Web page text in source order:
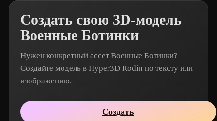
Создать свою 3D-модель
Военные Ботинки
Нужен конкретный ассет Военные Ботинки?
Создайте модель в Hyper3D Rodin по тексту или
изображению.
Создать